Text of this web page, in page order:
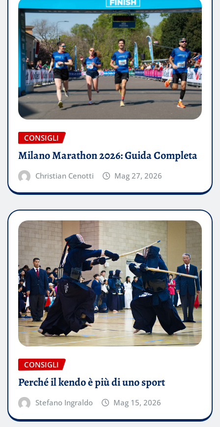
CONSIGLI
Milano Marathon 2026: Guida Completa
Christian Cenotti Mag 27, 2026
CONSIGLI
Perché il kendo è più di uno sport
Stefano Ingraldo Mag 15, 2026